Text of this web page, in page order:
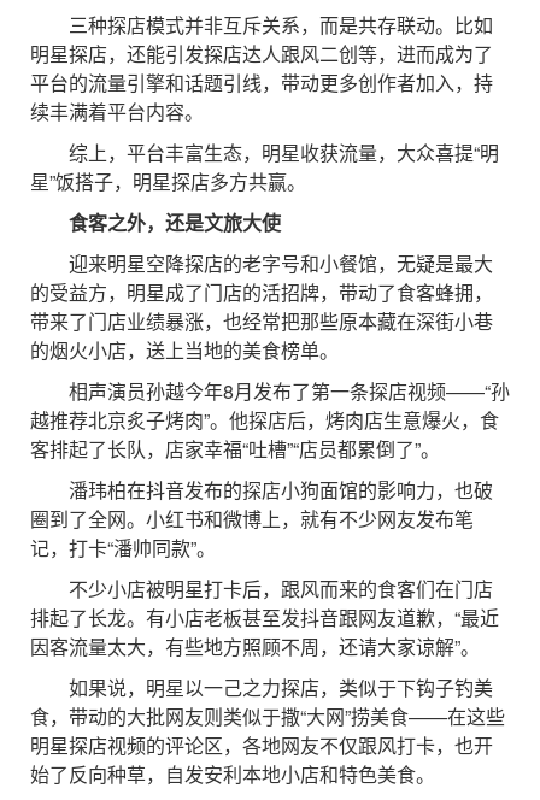
三种探店模式并非互斥关系，而是共存联动。比如
明星探店，还能引发探店达人跟风二创等，进而成为了
平台的流量引擎和话题引线，带动更多创作者加入，持
续丰满着平台内容。
综上，平台丰富生态，明星收获流量，大众喜提“明
星”饭搭子，明星探店多方共赢。
食客之外，还是文旅大使
迎来明星空降探店的老字号和小餐馆，无疑是最大
的受益方，明星成了门店的活招牌，带动了食客蜂拥，
带来了门店业绩暴涨，也经常把那些原本藏在深街小巷
的烟火小店，送上当地的美食榜单。
相声演员孙越今年8月发布了第一条探店视频——“孙
越推荐北京炙子烤肉”。他探店后，烤肉店生意爆火，食
客排起了长队，店家幸福“吐槽”“店员都累倒了”。
潘玮柏在抖音发布的探店小狗面馆的影响力，也破
圈到了全网。小红书和微博上，就有不少网友发布笔
记，打卡“潘帅同款”。
不少小店被明星打卡后，跟风而来的食客们在门店
排起了长龙。有小店老板甚至发抖音跟网友道歉，“最近
因客流量太大，有些地方照顾不周，还请大家谅解”。
如果说，明星以一己之力探店，类似于下钩子钓美
食，带动的大批网友则类似于撒“大网”捞美食——在这些
明星探店视频的评论区，各地网友不仅跟风打卡，也开
始了反向种草，自发安利本地小店和特色美食。